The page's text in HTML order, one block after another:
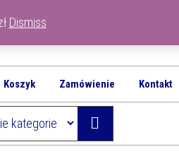
Koszyk Zamówienie Kontakt
Dismiss